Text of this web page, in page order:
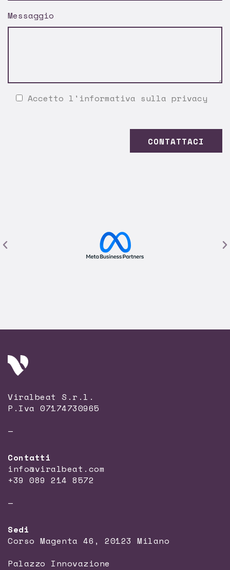
Messaggio
Accetto l' informativa sulla privacy
Viralbeat S.r.l.
P.Iva 07174730965
—
Contatti
info@viralbeat.com
+39 089 214 8572
—
Sedi
Corso Magenta 46, 20123 Milano
Palazzo Innovazione